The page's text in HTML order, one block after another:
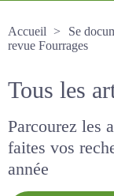
Accueil
Se
La revue
Tous les
Parcourez les
faites vos
année